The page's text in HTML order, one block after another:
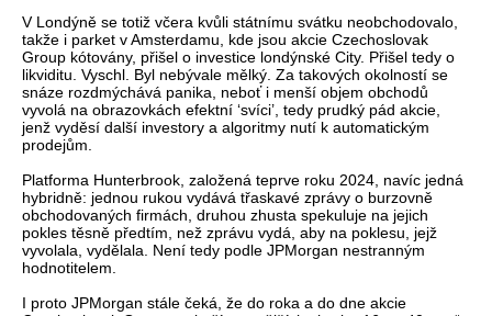
V Londýně se totiž včera kvůli státnímu svátku neobchodovalo,
takže i parket v Amsterdamu, kde jsou akcie Czechoslovak
Group kótovány, přišel o investice londýnské City. Přišel tedy o
likviditu. Vyschl. Byl nebývale mělký. Za takových okolností se
snáze rozdmýchává panika, neboť i menší objem obchodů
vyvolá na obrazovkách efektní ‘svíci’, tedy prudký pád akcie,
jenž vyděsí další investory a algoritmy nutí k automatickým
prodejům.
Platforma Hunterbrook, založená teprve roku 2024, navíc jedná
hybridně: jednou rukou vydává třaskavé zprávy o burzovně
obchodovaných firmách, druhou zhusta spekuluje na jejich
pokles těsně předtím, než zprávu vydá, aby na poklesu, jejž
vyvolala, vydělala. Není tedy podle JPMorgan nestranným
hodnotitelem.
I proto JPMorgan stále čeká, že do roka a do dne akcie